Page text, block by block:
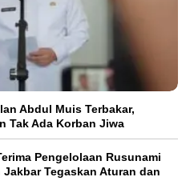
Abdul Muis Terbakar,
Tak Ada Korban Jiwa
Pengelolaan Rusunami
Tegaskan Aturan dan